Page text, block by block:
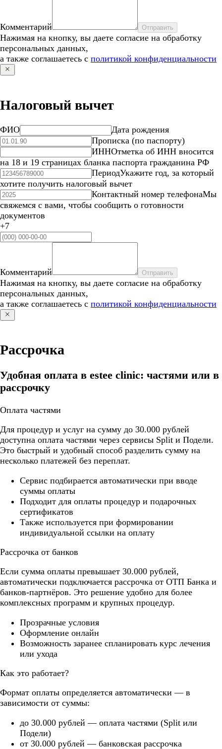
Комментарий Отправить
Нажимая на кнопку, вы даете согласие на обработку
персональных данных,
а также соглашаетесь с политикой конфиденциальности
Налоговый вычет
ФИО
Дата рождения
Прописка (по паспорту)
ИННОтметка об ИНН вносится
на 18 и 19 страницах бланка паспорта гражданина РФ
ПериодУкажите год, за который
хотите получить налоговый вычет
Контактный номер телефонаМы
свяжемся с вами, чтобы сообщить о готовности
документов
+7
Комментарий Отправить
Нажимая на кнопку, вы даете согласие на обработку
персональных данных,
а также соглашаетесь с политикой конфиденциальности
Рассрочка
Удобная оплата в estee clinic: частями или в
рассрочку
Оплата частями
Для процедур и услуг на сумму до 30.000 рублей
доступна оплата частями через сервисы Split и Подели.
Это быстрый и удобный способ разделить сумму на
несколько платежей без переплат.
Cервис подбирается автоматически при вводе
суммы оплаты
Подходит для оплаты процедур и подарочных
сертификатов
Также используется при формировании
индивидуальной ссылки на оплату
Рассрочка от банков
Если сумма оплаты превышает 30.000 рублей,
автоматически подключается рассрочка от ОТП Банка и
банков-партнёров. Это решение удобно для более
комплексных программ и крупных процедур.
Прозрачные условия
Оформление онлайн
Возможность заранее спланировать курс лечения
или ухода
Как это работает?
Формат оплаты определяется автоматически — в
зависимости от суммы:
до 30.000 рублей — оплата частями (Split или
Подели)
от 30.000 рублей — банковская рассрочка